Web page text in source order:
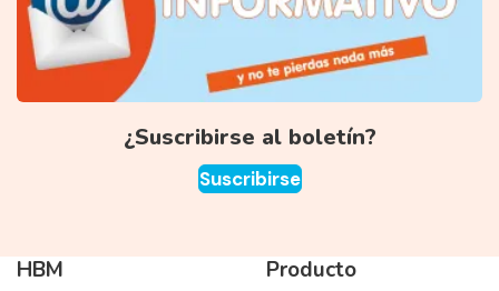
¿Suscribirse al boletín?
Suscribirse
HBM Producto